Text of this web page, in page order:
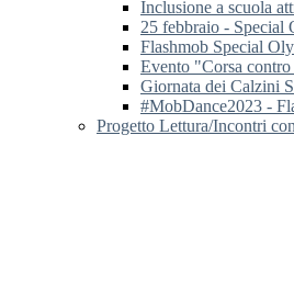
Inclusione a scuola
25 febbraio - Special
Flashmob Special
Evento "Corsa
Giornata dei Calzini
#MobDance2023 -
Progetto Lettura/Incontri